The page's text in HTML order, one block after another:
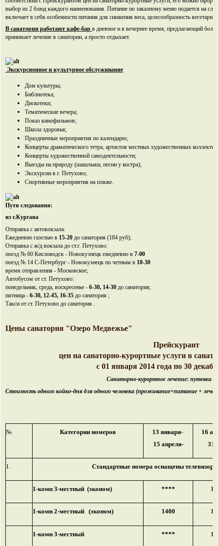
выбор из 2 блюд каждого наименования. Питание по заказному меню подается на
включает в себя особенности питания для снижения веса, целесообразность
В санатории работают кафе-бар в дневное и в вечернее время, предлагающий
принимает лечение в санатории, а просто отдыхает.
Экскурсионное и культурное обслуживание
Дом культуры;
Библиотека;
Дискотеки;
Тематические вечера;
Показ кинофильмов;
Школа здоровья;
Праздничные мероприятия по календарю;
Концерты драматического тетра, артистов местных художественных
Концерты художественной самодеятельности;
Выезды на природу (шашлыки, песни у костра);
Экскурсии в г. Петухово;
Спортивные мероприятия на пляже.
Пути следования:
из г.Кургана
Отправка с автовокзала:
Ежедневно газелью в 15-20 до санатория (184 руб);
Отправка с ж/д вокзала до ст.г. Петухово:
поезд № 60 Кисловодск - Новокузнецк ежедневно в 7-00
поезд № 14 С-Петербург - Новокузнецк по четным в 10-30
время отправления - Московское;
Автобусом от ст. Петухово:
понедельник, среда, воскресенье - 6-30, 14-30 до санатория;
пятница - 6-30, 12-45, 16-35 до санатория ;
Такси от ст. Петухово до санатория .
Цены санатория "Озеро Медвежье"
Прейскурант
цен на санаторно-курортные услуги в
с 01 января 2014 года по 30
Санаторно-курортное лечение: путевки
Стоимость одного койко-дня для одного человека (проживание+питание +
№ Категории номеров
13 января-
15 апреля-
16
31
1. Стандартные номера оснащены
1-комн 3-местный (эконом) ****
1-комн 2-местный (эконом) 1400
1-комн 3-местный ****